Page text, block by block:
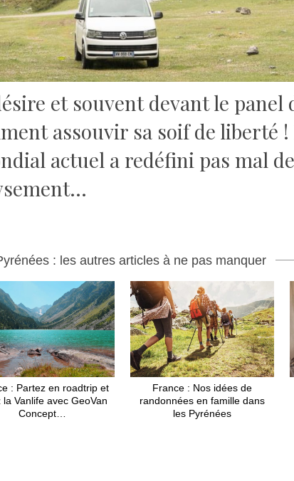
et souvent devant le
assouvir sa soif de liberté
actuel a redéfini pas mal
: les autres articles à ne pas manquer
: Partez en roadtrip et
la Vanlife avec GeoVan
Concept…
France : Nos idées de
randonnées en famille dans
les Pyrénées